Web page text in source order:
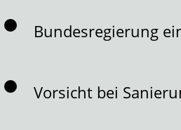
Bundesregierung
Vorsicht bei